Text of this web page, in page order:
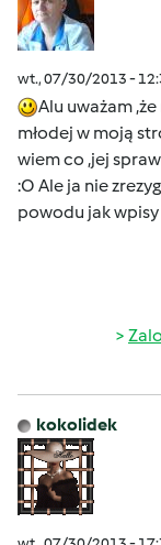
wt., 07/30/2013 -
Alu uważam
młodej w moją
wiem co ,jej
:O Ale ja nie
powodu jak
kokolidek